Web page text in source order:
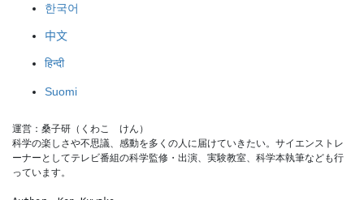
한국어
中文
हिन्दी
Suomi
運営：桑子研（くわこ　けん）
科学の楽しさや不思議、感動を多くの人に届けていきたい。サイエンストレ
ーナーとしてテレビ番組の科学監修・出演、実験教室、科学本執筆なども行
っています。